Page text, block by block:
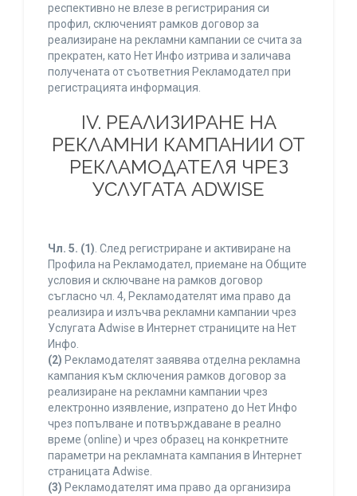
респективно не влезе в регистрирания си
профил, сключеният рамков договор за
реализиране на рекламни кампании се счита за
прекратен, като Нет Инфо изтрива и заличава
получената от съответния Рекламодател при
регистрацията информация.
IV. РЕАЛИЗИРАНЕ НА
РЕКЛАМНИ КАМПАНИИ ОТ
РЕКЛАМОДАТЕЛЯ ЧРЕЗ
УСЛУГАТА ADWISE
Чл. 5. (1). След регистриране и активиране на
Профила на Рекламодател, приемане на Общите
условия и сключване на рамков договор
съгласно чл. 4, Рекламодателят има право да
реализира и излъчва рекламни кампании чрез
Услугата Adwise в Интернет страниците на Нет
Инфо.
(2) Рекламодателят заявява отделна рекламна
кампания към сключения рамков договор за
реализиране на рекламни кампании чрез
електронно изявление, изпратено до Нет Инфо
чрез попълване и потвърждаване в реално
време (online) и чрез образец на конкретните
параметри на рекламната кампания в Интернет
страницата Adwise.
(3) Рекламодателят има право да организира